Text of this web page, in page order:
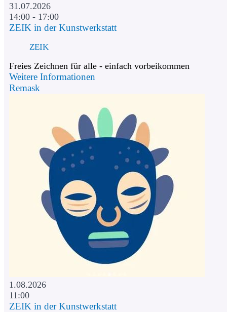
31.07.2026
14:00 - 17:00
ZEIK in der Kunstwerkstatt
ZEIK
Freies Zeichnen für alle - einfach vorbeikommen
Weitere Informationen
Remask
1.08.2026
11:00
ZEIK in der Kunstwerkstatt